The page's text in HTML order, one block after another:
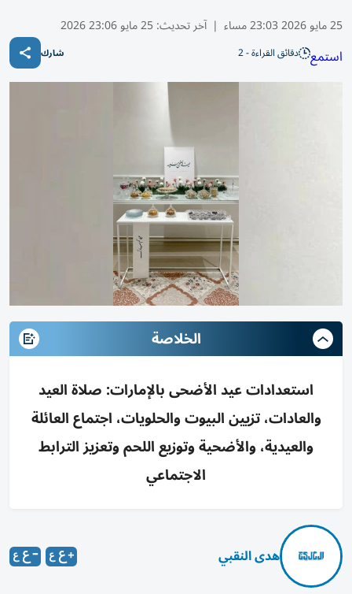
25 مايو 2026 23:03 مساء | آخر تحديث:25 مايو 23:06 2026
استمع دقائق القراءة - 2 شارك
الخلاصة
استعدادات عيد الأضحى بالإمارات: صلاة العيد
والعادات، تزيين البيوت والحلويات، اجتماع العائلة
والعيدية، والأضحية وتوزيع اللحم وتعزيز الترابط
الاجتماعي
هدى النقبي